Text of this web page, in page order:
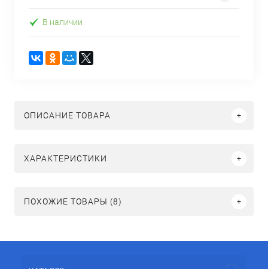
В наличии
ОПИСАНИЕ ТОВАРА
ХАРАКТЕРИСТИКИ
ПОХОЖИЕ ТОВАРЫ (8)